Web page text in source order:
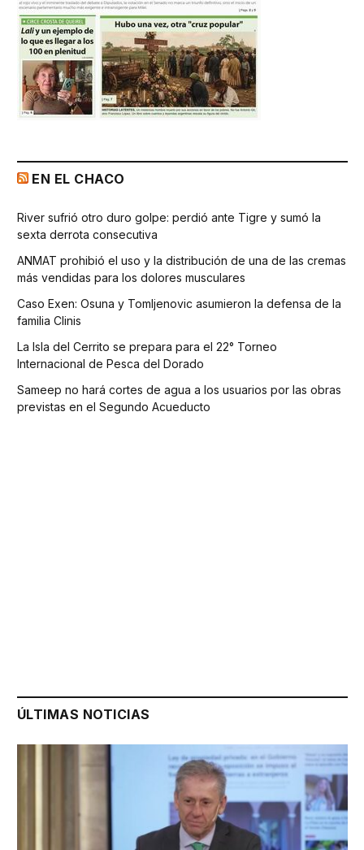
EN EL CHACO
River sufrió otro duro golpe: perdió ante Tigre y sumó la
sexta derrota consecutiva
ANMAT prohibió el uso y la distribución de una de las cremas
más vendidas para los dolores musculares
Caso Exen: Osuna y Tomljenovic asumieron la defensa de la
familia Clinis
La Isla del Cerrito se prepara para el 22° Torneo
Internacional de Pesca del Dorado
Sameep no hará cortes de agua a los usuarios por las obras
previstas en el Segundo Acueducto
ÚLTIMAS NOTICIAS